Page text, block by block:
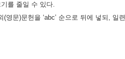
를 줄일 수 있다.
영문)문헌을 ‘abc’ 순으로 뒤에 넣되, 일